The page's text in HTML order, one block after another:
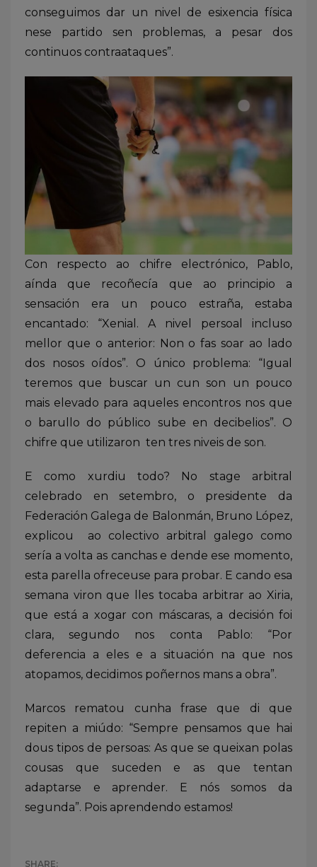
conseguimos dar un nivel de esixencia física
nese partido sen problemas, a pesar dos
continuos contraataques”.
Con respecto ao chifre electrónico, Pablo,
aínda que recoñecía que ao principio a
sensación era un pouco estraña, estaba
encantado: “Xenial. A nivel persoal incluso
mellor que o anterior: Non o fas soar ao lado
dos nosos oídos”. O único problema: “Igual
teremos que buscar un cun son un pouco
mais elevado para aqueles encontros nos que
o barullo do público sube en decibelios”. O
chifre que utilizaron ten tres niveis de son.
E como xurdiu todo? No stage arbitral
celebrado en setembro, o presidente da
Federación Galega de Balonmán, Bruno López,
explicou ao colectivo arbitral galego como
sería a volta as canchas e dende ese momento,
esta parella ofreceuse para probar. E cando esa
semana viron que lles tocaba arbitrar ao Xiria,
que está a xogar con máscaras, a decisión foi
clara, segundo nos conta Pablo: “Por
deferencia a eles e a situación na que nos
atopamos, decidimos poñernos mans a obra”.
Marcos rematou cunha frase que di que
repiten a miúdo: “Sempre pensamos que hai
dous tipos de persoas: As que se queixan polas
cousas que suceden e as que tentan
adaptarse e aprender. E nós somos da
segunda”. Pois aprendendo estamos!